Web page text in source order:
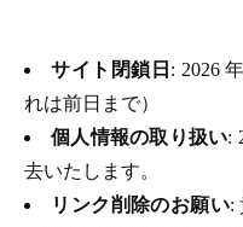
サイト閉鎖日 : 2026
れは前日まで）
個人情報の取り扱い:
去いたします。
リンク削除のお願い: